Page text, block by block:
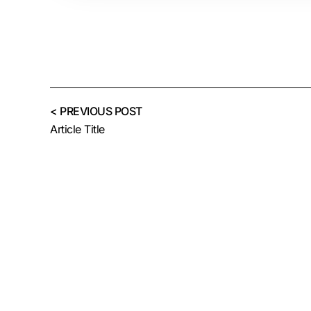
< PREVIOUS POST
Article Title